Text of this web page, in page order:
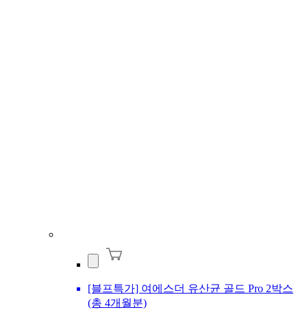
[블프특가] 여에스더 유산균 골드 Pro 2박스
(총 4개월분)